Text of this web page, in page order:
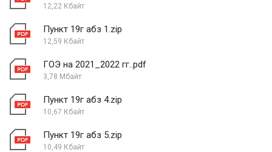
12,22 Кбайт
Пункт 19г абз 1.zip
12,59 Кбайт
ГОЭ на 2021_2022 гг..pdf
3,78 Мбайт
Пункт 19г абз 4.zip
10,67 Кбайт
Пункт 19г абз 5.zip
10,49 Кбайт